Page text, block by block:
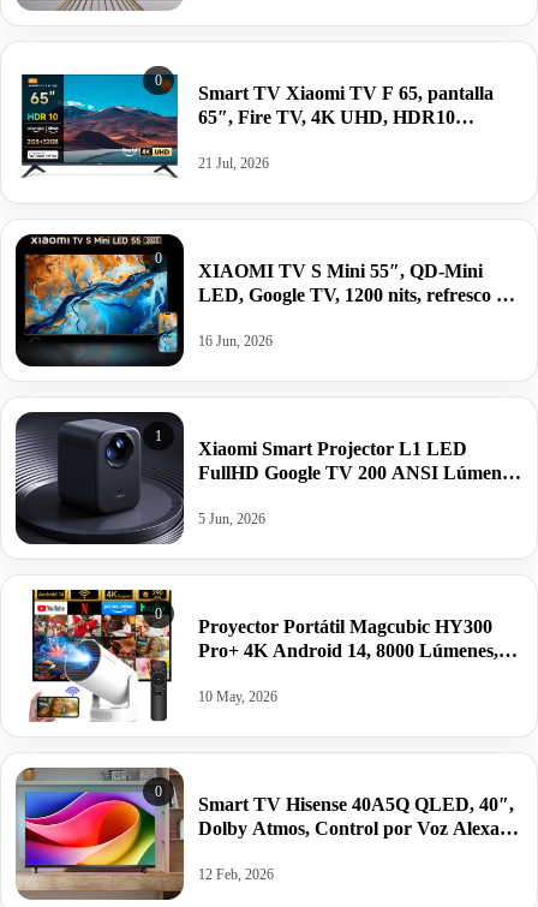
0
Smart TV Xiaomi TV F 65, pantalla
65″, Fire TV, 4K UHD, HDR10
21 Jul, 2026
0
XIAOMI TV S Mini 55″, QD-Mini
LED, Google TV, 1200 nits, refresco 4K
390,03€ antes 599€
16 Jun, 2026
1
Xiaomi Smart Projector L1 LED
FullHD Google TV 200 ANSI Lúmenes
5 Jun, 2026
0
Proyector Portátil Magcubic HY300
Pro+ 4K Android 14, 8000 Lúmenes,
10 May, 2026
0
Smart TV Hisense 40A5Q QLED, 40″,
Dolby Atmos, Control por Voz Alexa,
12 Feb, 2026